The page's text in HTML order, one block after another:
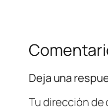
Deja una
Tu dirección